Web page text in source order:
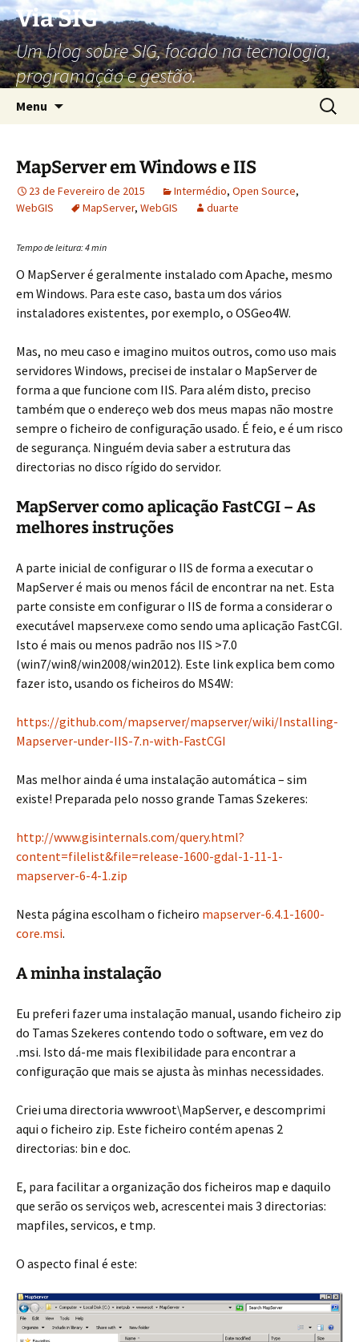
Via SIG
Um blog sobre SIG, focado na tecnologia,
programação e gestão.
Menu
por:
MapServer em Windows e IIS
23 de Fevereiro de 2015 Intermédio, Open Source,
WebGIS
MapServer, WebGIS duarte
Tempo de leitura:4min
O MapServer é geralmente instalado com Apache, mesmo
em Windows. Para este caso, basta um dos vários
instaladores existentes, por exemplo, o OSGeo4W.
Mas, no meu caso e imagino muitos outros, como uso mais
servidores Windows, precisei de instalar o MapServer de
forma a que funcione com IIS. Para além disto, preciso
também que o endereço web dos meus mapas não mostre
sempre o ficheiro de configuração usado. É feio, e é um risco
de segurança. Ninguém devia saber a estrutura das
directorias no disco rígido do servidor.
MapServer como aplicação FastCGI – As
melhores instruções
A parte inicial de configurar o IIS de forma a executar o
MapServer é mais ou menos fácil de encontrar na net. Esta
parte consiste em configurar o IIS de forma a considerar o
executável mapserv.exe como sendo uma aplicação FastCGI.
Isto é mais ou menos padrão nos IIS >7.0
(win7/win8/win2008/win2012). Este link explica bem como
fazer isto, usando os ficheiros do MS4W:
https://github.com/mapserver/mapserver/wiki/Installing-
Mapserver-under-IIS-7.n-with-FastCGI
Mas melhor ainda é uma instalação automática – sim
existe! Preparada pelo nosso grande Tamas Szekeres:
http://www.gisinternals.com/query.html?
content=filelist&file=release-1600-gdal-1-11-1-
mapserver-6-4-1.zip
Nesta página escolham o ficheiro mapserver-6.4.1-1600-
core.msi.
A minha instalação
Eu preferi fazer uma instalação manual, usando ficheiro zip
do Tamas Szekeres contendo todo o software, em vez do
.msi. Isto dá-me mais flexibilidade para encontrar a
configuração que mais se ajusta às minhas necessidades.
Criei uma directoria wwwroot\MapServer, e descomprimi
aqui o ficheiro zip. Este ficheiro contém apenas 2
directorias: bin e doc.
E, para facilitar a organização dos ficheiros map e daquilo
que serão os serviços web, acrescentei mais 3 directorias:
mapfiles, servicos, e tmp.
O aspecto final é este: